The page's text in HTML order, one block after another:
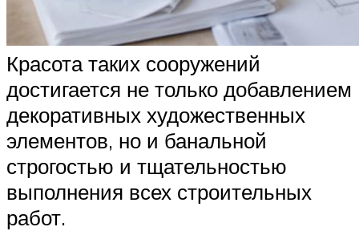
Красота таких сооружений
достигается не только добавлением
декоративных художественных
элементов, но и банальной
строгостью и тщательностью
выполнения всех строительных
работ.